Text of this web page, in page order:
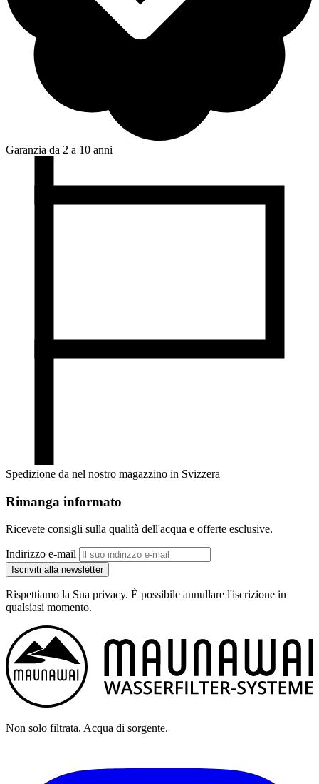
Garanzia da 2 a 10 anni
Spedizione da nel nostro magazzino in Svizzera
Rimanga informato
Ricevete consigli sulla qualità dell'acqua e offerte esclusive.
Indirizzo e-mail
Iscriviti alla newsletter
Rispettiamo la Sua privacy. È possibile annullare l'iscrizione in
qualsiasi momento.
Non solo filtrata. Acqua di sorgente.